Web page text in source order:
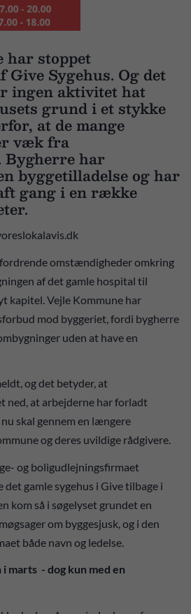
har stoppet
Give Sygehus. Og det
ingen aktivitet hat
grund i et stykke
at de mange
væk fra
Bygherre har
byggetilladelse og har
gang i en række
omstændigheder omkring
af det gamle hospital til
kapitel. Vejle Kommune har
mod byggeriet, fordi bygherre
uden at have en
og det betyder, at
ned, at arbejderne har forladt
skal gennem en længere
og deres uvildige rådgivere.
og boligudlejningsfirmaet
gamle sygehus i Give tilbage i
kom så i søgelyset grundet en
om byggesjusk, og i den
både navn og ledelse.
marts - dog kun med en